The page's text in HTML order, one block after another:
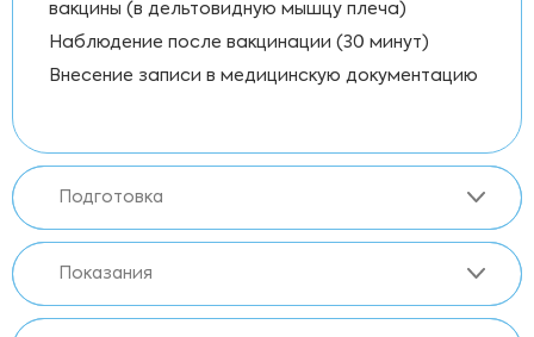
вакцины (в дельтовидную мышцу плеча)
Наблюдение после вакцинации (30 минут)
Внесение записи в медицинскую документацию
Подготовка
Показания